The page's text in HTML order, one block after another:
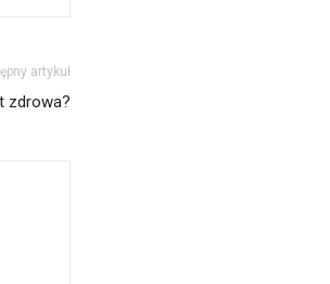
artykuł
zdrowa?